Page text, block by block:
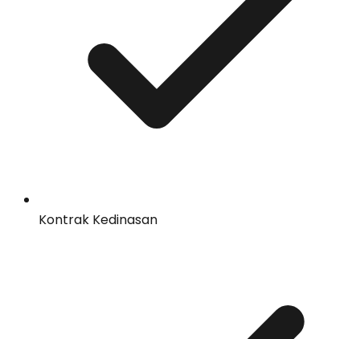
Kontrak Kedinasan